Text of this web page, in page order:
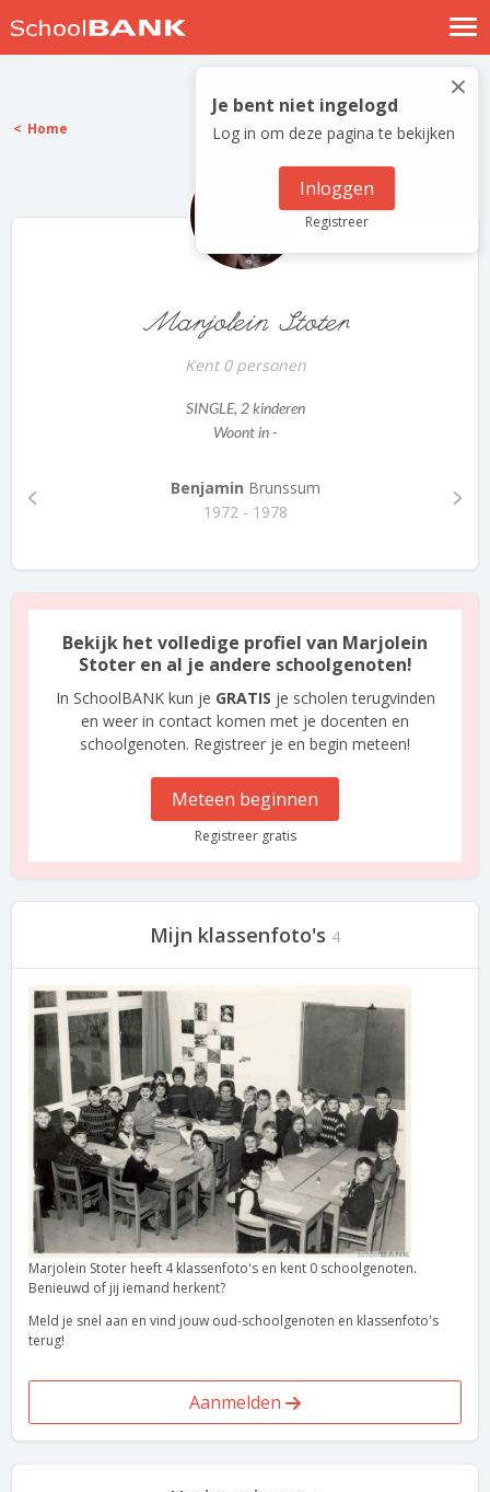
Nostalgische verhalen
Log in
Meld je gratis aan
×
Je bent niet ingelogd
Log in om deze pagina te bekijken
Inloggen
Registreer
Home
Marjolein Stoter
Kent 0 personen
SINGLE, 2 kinderen
Woont in -
Benjamin Brunssum
1972 - 1978
Bekijk het volledige profiel van Marjolein
Stoter en al je andere schoolgenoten!
In SchoolBANK kun je GRATIS je scholen terugvinden
en weer in contact komen met je docenten en
schoolgenoten. Registreer je en begin meteen!
Meteen beginnen
Registreer gratis
Mijn klassenfoto's 4
Marjolein Stoter heeft 4 klassenfoto's en kent 0 schoolgenoten.
Benieuwd of jij iemand herkent?
Meld je snel aan en vind jouw oud-schoolgenoten en klassenfoto's
terug!
Aanmelden